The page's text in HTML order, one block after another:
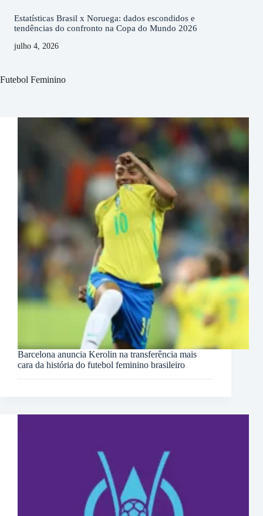
Estatísticas Brasil x Noruega: dados escondidos e
tendências do confronto na Copa do Mundo 2026
julho 4, 2026
Futebol Feminino
Barcelona anuncia Kerolin na transferência mais
cara da história do futebol feminino brasileiro